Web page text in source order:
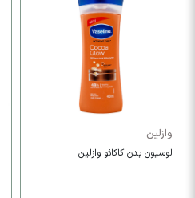
وازلین
لوسیون بدن کاکائو وازلین